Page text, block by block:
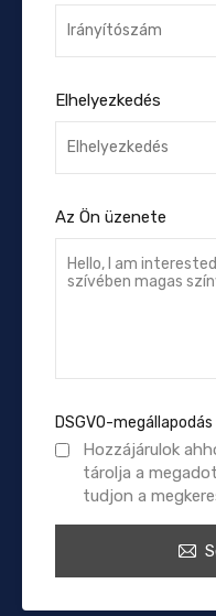
Elhelyezkedés
Az Ön üzenete
DSGVO-megállapodás
Hozzájárulok
tárolja a
tudjon a